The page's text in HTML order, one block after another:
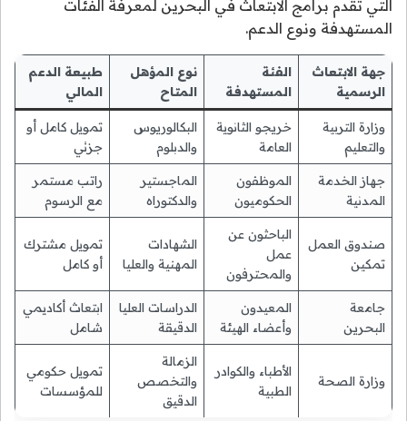
التي تقدم برامج الابتعاث في البحرين لمعرفة الفئات
المستهدفة ونوع الدعم.
جهة الابتعاث
الرسمية
الفئة
المستهدفة
نوع المؤهل
المتاح
طبيعة الدعم
المالي
وزارة التربية
والتعليم
خريجو الثانوية
العامة
البكالوريوس
والدبلوم
تمويل كامل أو
جزئي
جهاز الخدمة
المدنية
الموظفون
الحكوميون
الماجستير
والدكتوراه
راتب مستمر
مع الرسوم
صندوق العمل
تمكين
الباحثون عن
عمل
والمحترفون
الشهادات
المهنية والعليا
تمويل مشترك
أو كامل
جامعة
البحرين
المعيدون
وأعضاء الهيئة
الدراسات العليا
الدقيقة
ابتعاث أكاديمي
شامل
وزارة الصحة
الأطباء والكوادر
الطبية
الزمالة
والتخصص
الدقيق
تمويل حكومي
للمؤسسات